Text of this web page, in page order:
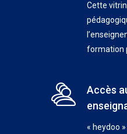
Cette
formation
Accès
« heydoo